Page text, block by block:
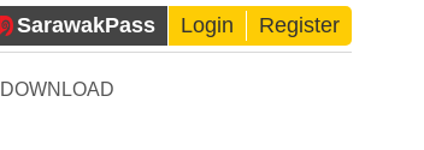
SarawakPass Login Register
DOWNLOAD